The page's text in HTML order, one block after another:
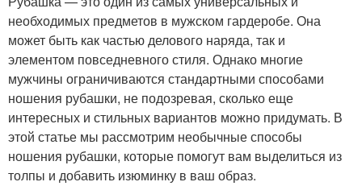
необходимых предметов в мужском гардеробе. Она
может быть как частью делового наряда, так и
элементом повседневного стиля. Однако многие
мужчины ограничиваются стандартными способами
ношения рубашки, не подозревая, сколько еще
интересных и стильных вариантов можно придумать. В
этой статье мы рассмотрим необычные способы
ношения рубашки, которые помогут вам выделиться из
толпы и добавить изюминку в ваш образ.